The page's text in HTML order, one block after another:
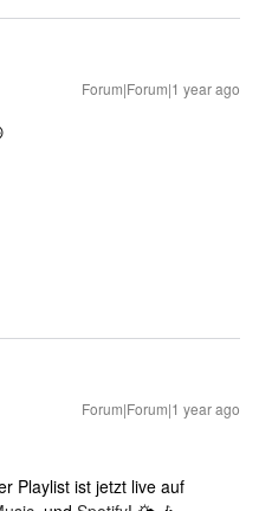
Forum|Forum|1 year ago
Forum|Forum|1 year ago
Playlist ist jetzt live auf